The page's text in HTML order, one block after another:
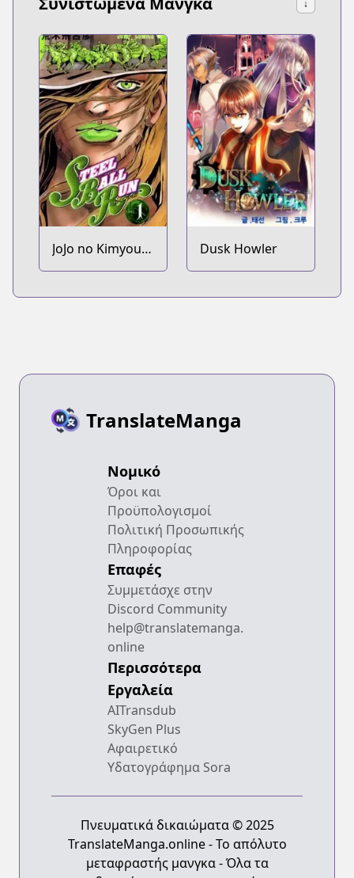
↓
JoJo no Kimyou
na Bouken Part
Dusk Howler
TranslateManga
Νομικό
Όροι και
Προϋπολογισμοί
Πολιτική Προσωπικής
Πληροφορίας
Επαφές
Συμμετάσχε στην
Discord Community
help@translatemanga.
online
Περισσότερα
Εργαλεία
AITransdub
SkyGen Plus
Αφαιρετικό
Υδατογράφημα Sora
Πνευματικά δικαιώματα © 2025
TranslateManga.online - Το απόλυτο
μεταφραστής μανγκα - Όλα τα